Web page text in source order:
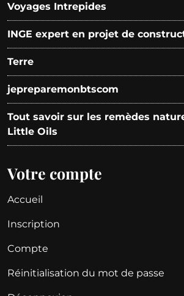
Voyages Intrepides
INGE expert en projet de
Terre
jepreparemonbtscom
Tout savoir sur les remèdes
Little Oils
Votre compte
Accueil
Inscription
Compte
Réinitialisation du mot de passe